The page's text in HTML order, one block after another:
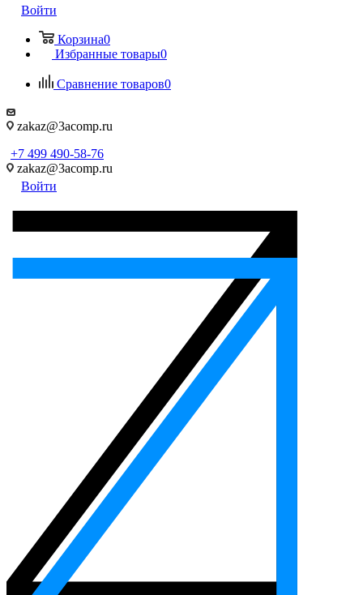
Войти
Корзина0
Избранные товары0
Сравнение товаров0
zakaz@3acomp.ru
+7 499 490-58-76
zakaz@3acomp.ru
Войти